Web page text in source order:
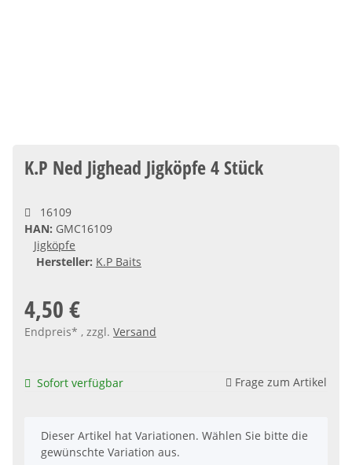
K.P Ned Jighead Jigköpfe 4 Stück
16109
HAN: GMC16109
Jigköpfe
Hersteller: K.P Baits
4,50 €
Endpreis* , zzgl. Versand
Sofort verfügbar Frage zum Artikel
x
Dieser Artikel hat Variationen. Wählen Sie bitte die
gewünschte Variation aus.